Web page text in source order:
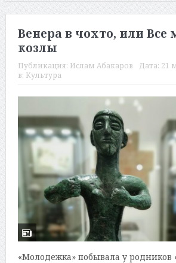
Венера в чохто, или Все
козлы
Публикация: Ислам Абакаров Дата: 21
в: Культура
«Молодежка» побывала у родников